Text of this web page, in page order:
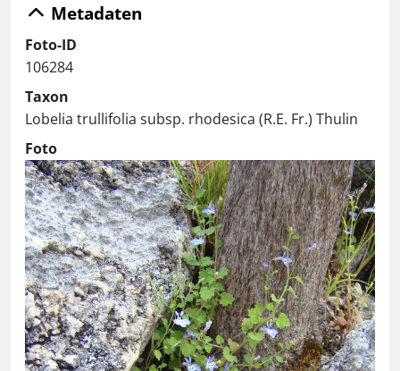
Metadaten
Foto-ID
106284
Taxon
Lobelia trullifolia subsp. rhodesica (R.E. Fr.) Thulin
Foto